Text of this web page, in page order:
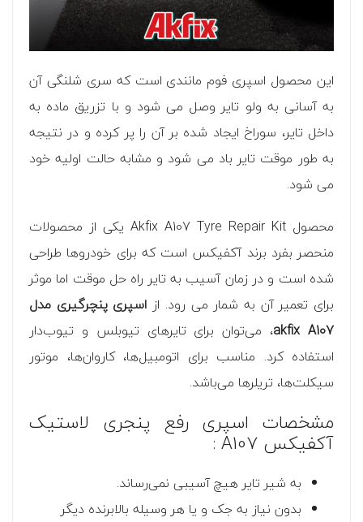
این محصول اسپری فوم مانندی است که سری شلنگی آن
به آسانی به ولو تایر وصل می شود و با تزریق ماده به
داخل تایر، سوراخ ایجاد شده بر آن را پر کرده و در نتیجه
به طور موقت تایر باد می شود و مشابه حالت اولیه خود
می شود.
محصول Akfix A107 Tyre Repair Kit یکی از محصولات
منحصر بفرد برند آکفیکس است که برای خودروها طراحی
شده است و در زمان آسیب به تایر راه حل موقت اما موثر
برای تعمیر آن به شمار می رود. از اسپری پنچرگیری مدل
akfix A107، می‌توان برای تایرهای تیوبلس و تیوب‌دار
استفاده کرد. مناسب برای اتومبیل‌ها، کاروان‌ها، موتور
سیکلت‌ها، تریلرها می‌باشد.
مشخصات اسپری رفع پنجری لاستیک
آکفیکس A107 :
به شیر تایر هیچ آسیبی نمی‌رساند.
بدون نیاز به جک و یا هر وسیله بالابرنده دیگر